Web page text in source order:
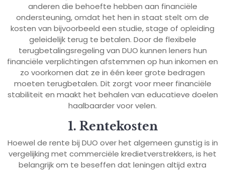
anderen die behoefte hebben aan financiële
ondersteuning, omdat het hen in staat stelt om de
kosten van bijvoorbeeld een studie, stage of opleiding
geleidelijk terug te betalen. Door de flexibele
terugbetalingsregeling van DUO kunnen leners hun
financiële verplichtingen afstemmen op hun inkomen en
zo voorkomen dat ze in één keer grote bedragen
moeten terugbetalen. Dit zorgt voor meer financiële
stabiliteit en maakt het behalen van educatieve doelen
haalbaarder voor velen.
1. Rentekosten
Hoewel de rente bij DUO over het algemeen gunstig is in
vergelijking met commerciële kredietverstrekkers, is het
belangrijk om te beseffen dat leningen altijd extra